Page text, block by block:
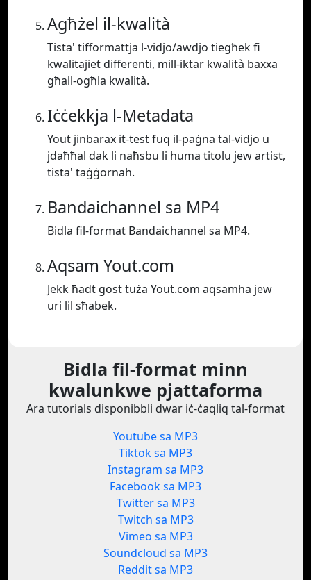
Agħżel il-kwalità
Tista' tifformattja l-vidjo/awdjo tiegħek fi
kwalitajiet differenti, mill-iktar kwalità baxxa
għall-ogħla kwalità.
Iċċekkja l-Metadata
Yout jinbarax it-test fuq il-paġna tal-vidjo u
jdaħħal dak li naħsbu li huma titolu jew artist,
tista' taġġornah.
Bandaichannel sa MP4
Bidla fil-format Bandaichannel sa MP4.
Aqsam Yout.com
Jekk ħadt gost tuża Yout.com aqsamha jew
uri lil sħabek.
Bidla fil-format minn
kwalunkwe pjattaforma
Ara tutorials disponibbli dwar iċ-ċaqliq tal-format
Youtube sa MP3
Tiktok sa MP3
Instagram sa MP3
Facebook sa MP3
Twitter sa MP3
Twitch sa MP3
Vimeo sa MP3
Soundcloud sa MP3
Reddit sa MP3